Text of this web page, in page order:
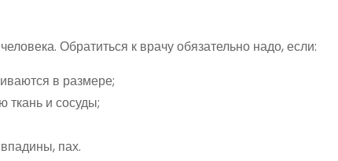
Обратиться к врачу обязательно надо, если:
в размере;
и сосуды;
пах.